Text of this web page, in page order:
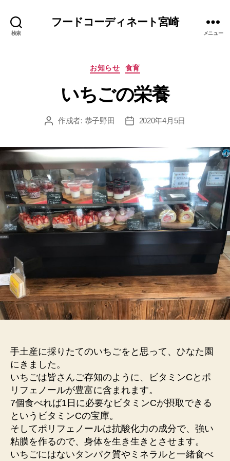
検索
フードコーディネート宮崎
メニュー
カ
ゴ
リ
お知らせ 食育
いちごの栄養
投 作成者: 恭子野田
投
2020年4月5日
手土産に採りたてのいちごをと思って、ひなた園
にきました。
いちごは皆さんご存知のように、ビタミンCとポ
リフェノールが豊富に含まれます。
7個食べれば1日に必要なビタミンCが摂取できる
というビタミンCの宝庫。
そしてポリフェノールは抗酸化力の成分で、強い
粘膜を作るので、身体を生き生きとさせます。
いちごにはないタンパク質やミネラルと一緒食べ